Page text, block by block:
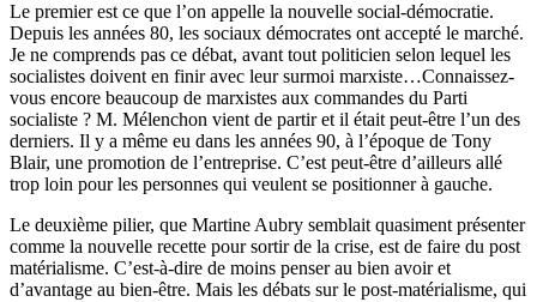
Le premier est ce que l’on appelle la nouvelle social-démocratie.
Depuis les années 80, les sociaux démocrates ont accepté le marché.
Je ne comprends pas ce débat, avant tout politicien selon lequel les
socialistes doivent en finir avec leur surmoi marxiste…Connaissez-
vous encore beaucoup de marxistes aux commandes du Parti
socialiste ? M. Mélenchon vient de partir et il était peut-être l’un des
derniers. Il y a même eu dans les années 90, à l’époque de Tony
Blair, une promotion de l’entreprise. C’est peut-être d’ailleurs allé
trop loin pour les personnes qui veulent se positionner à gauche.
Le deuxième pilier, que Martine Aubry semblait quasiment présenter
comme la nouvelle recette pour sortir de la crise, est de faire du post
matérialisme. C’est-à-dire de moins penser au bien avoir et
d’avantage au bien-être. Mais les débats sur le post-matérialisme, qui